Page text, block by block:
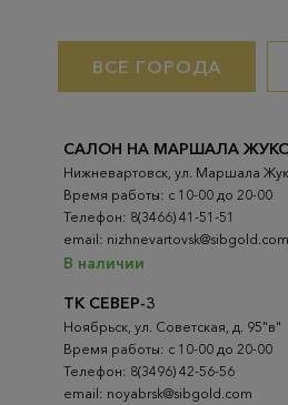
ВСЕ ГОРОДА
ТК СЕВЕР-3
Ноябрьск, ул. Советская, д. 95"в"
Время работы: с 10-00 до 20-00
Телефон: 8(3496) 42-56-56
email: noyabrsk@sibgold.com
САЛОН НА МАРШАЛА
Нижневартовск, ул. Маршала
Время работы: с 10-00 до 20-00
Телефон: 8(3466) 41-51-51
email: nizhnevartovsk@sibgold.com
В наличии